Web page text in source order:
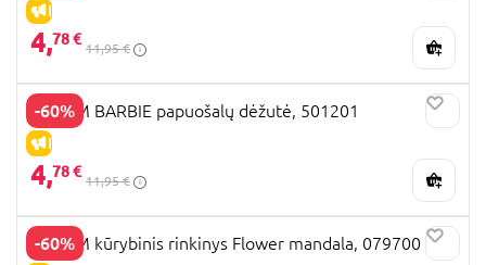
IŠPARDAVIMAS
4,78 €
11,95 €
-60%
IŠPARDAVIMAS
TOTUM BARBIE papuošalų dėžutė, 501201
4,78 €
11,95 €
-60%
TOTUM kūrybinis rinkinys Flower mandala, 079700